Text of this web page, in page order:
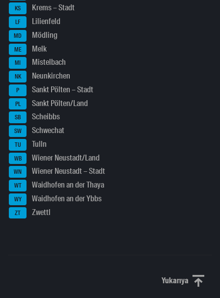
KS Krems – Stadt
LF Lilienfeld
MD Mödling
ME Melk
MI Mistelbach
NK Neunkirchen
P Sankt Pölten – Stadt
PL Sankt Pölten/Land
SB Scheibbs
SW Schwechat
TU Tulln
WB Wiener Neustadt/Land
WN Wiener Neustadt – Stadt
WT Waidhofen an der Thaya
WY Waidhofen an der Ybbs
ZT Zwettl
YukarıyaYukarı